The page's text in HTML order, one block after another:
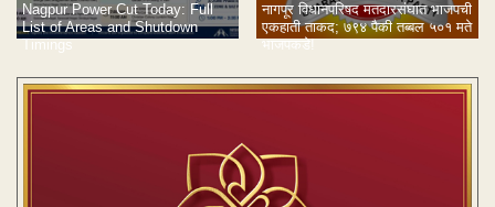
Nagpur Power Cut Today: Full
List of Areas and Shutdown
Timings
नागपूर विधानपरिषद मतदारसंघात भाजपची
एकहाती ताकद; ७९४ पैकी तब्बल ५०१ मते
भाजपकडे!